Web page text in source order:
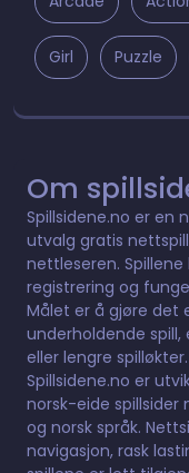
Girl Puzzle
Om
Spillsidene.no er en
utvalg gratis
nettleseren.
registrering og
Målet er å gjøre det
underholdende
eller lengre spilløkter.
Spillsidene.no er
norsk-eide spillsider
og norsk språk.
navigasjon, rask